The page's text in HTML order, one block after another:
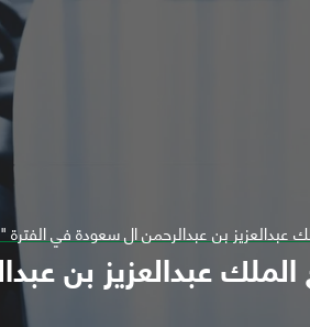
عبدالرحمن ال سعودة في الفترة " 1 - 5 ديسمبر " -المجلد الاول .